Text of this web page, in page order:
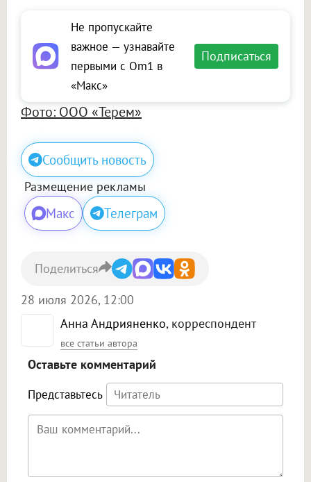
Не пропускайте
важное — узнавайте
первыми с Om1 в
«Макс»
Подписаться
Фото: ООО «Терем»
Сообщить новость
Размещение рекламы
Макс Телеграм
Анна Андрияненко, корреспондент
все статьи автора
28 июля 2026, 12:00
Поделиться
Оставьте комментарий
Представьтесь